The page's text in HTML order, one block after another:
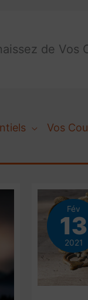
de Vos
Vos
Fév
13
2021